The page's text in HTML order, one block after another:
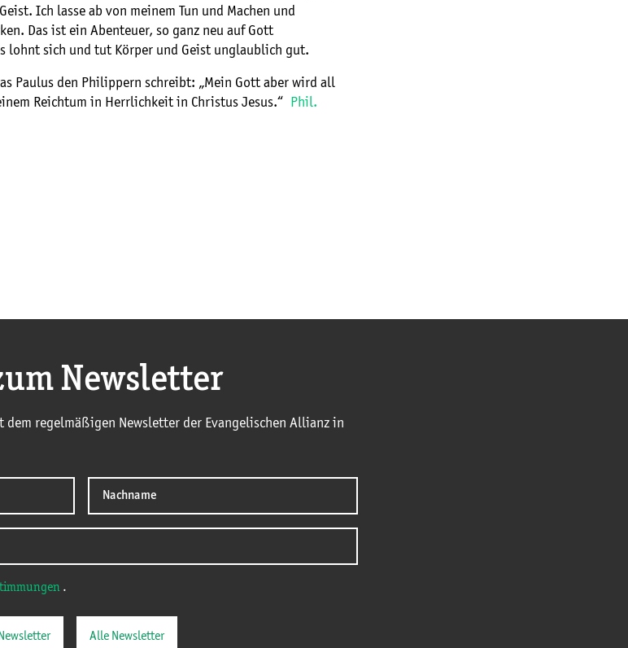
Ich lasse ab von meinem Tun und Machen und
Das ist ein Abenteuer, so ganz neu auf Gott
lohnt sich und tut Körper und Geist unglaublich gut.
Paulus den Philippern schreibt: „Mein Gott aber wird all
Reichtum in Herrlichkeit in Christus Jesus.“
Phil.
Newsletter
dem regelmäßigen Newsletter der Evangelischen Allianz in
.
Alle Newsletter